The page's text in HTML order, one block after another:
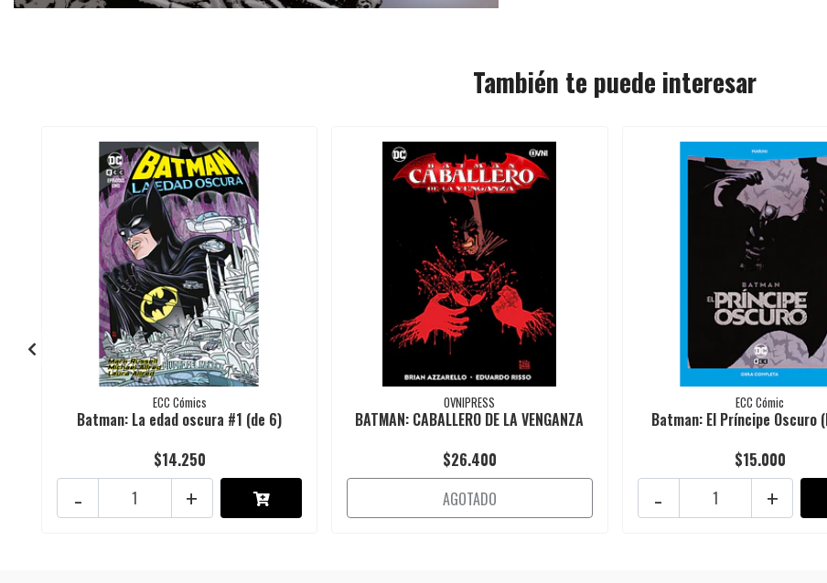
También te puede interesar
ECC Cómics
Batman: La edad oscura #1 (de 6)
$14.250
+
-
OVNIPRESS
BATMAN: CABALLERO DE LA VENGANZA
$26.400
AGOTADO
ECC Cómic
Batman: El Príncipe Oscuro
$15.000
+
-